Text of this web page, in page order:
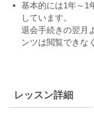
基本的には1年～1
しています。
退会手続きの翌月
ンツは閲覧できな
レッスン詳細